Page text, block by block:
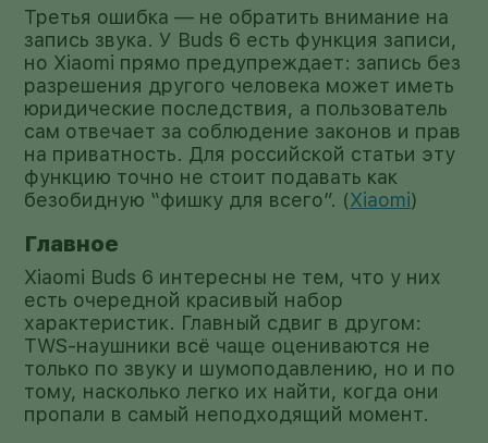
Третья ошибка — не обратить внимание на
запись звука. У Buds 6 есть функция записи,
но Xiaomi прямо предупреждает: запись без
разрешения другого человека может иметь
юридические последствия, а пользователь
сам отвечает за соблюдение законов и прав
на приватность. Для российской статьи эту
функцию точно не стоит подавать как
безобидную “фишку для всего”. (Xiaomi)
Главное
Xiaomi Buds 6 интересны не тем, что у них
есть очередной красивый набор
характеристик. Главный сдвиг в другом:
TWS-наушники всё чаще оцениваются не
только по звуку и шумоподавлению, но и по
тому, насколько легко их найти, когда они
пропали в самый неподходящий момент.